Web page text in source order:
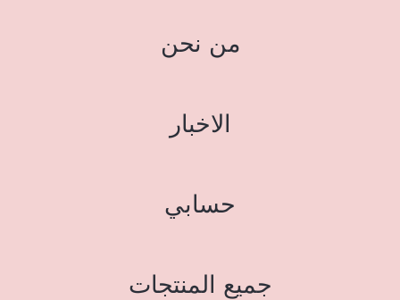
من نحن
الاخبار
حسابي
جميع المنتجات